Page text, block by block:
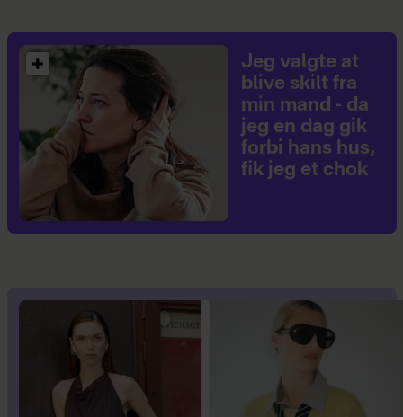
Jeg valgte at
blive skilt fra
min mand - da
jeg en dag gik
forbi hans hus,
fik jeg et chok